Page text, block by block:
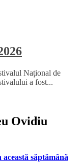
Național de
a fost...
Ovidiu
săptămână